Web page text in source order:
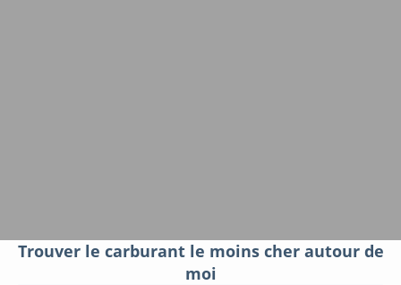
Trouver le carburant le moins cher autour de
moi